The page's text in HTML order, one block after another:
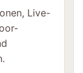
Live-